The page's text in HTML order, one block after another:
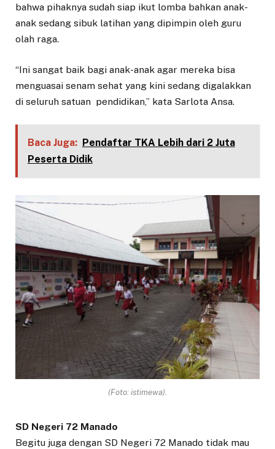
bahwa pihaknya sudah siap ikut lomba bahkan anak-
anak sedang sibuk latihan yang dipimpin oleh guru
olah raga.
“Ini sangat baik bagi anak-anak agar mereka bisa
menguasai senam sehat yang kini sedang digalakkan
di seluruh satuan pendidikan,” kata Sarlota Ansa.
Baca Juga: Pendaftar TKA Lebih dari 2 Juta
Peserta Didik
(Foto: istimewa).
SD Negeri 72 Manado
Begitu juga dengan SD Negeri 72 Manado tidak mau